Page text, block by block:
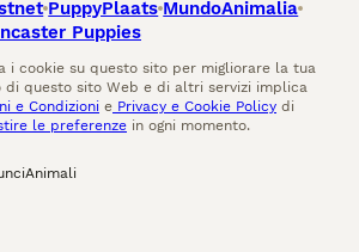
PuppyPlaats MundoAnimalia
Puppies
i cookie su questo sito per migliorare la tua
di questo sito Web e di altri servizi implica
e Condizioni e Privacy e Cookie Policy di
le preferenze in ogni momento.